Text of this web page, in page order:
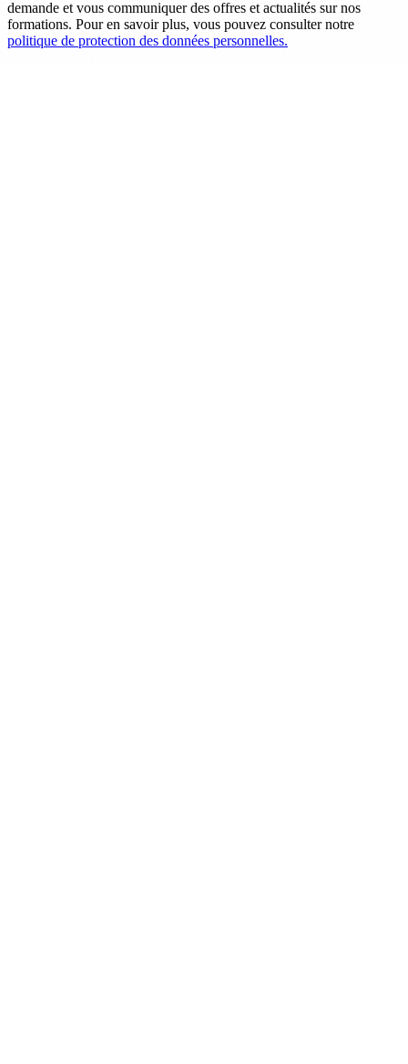
demande et vous communiquer des offres et actualités sur nos
formations. Pour en savoir plus, vous pouvez consulter notre
politique de protection des données personnelles.